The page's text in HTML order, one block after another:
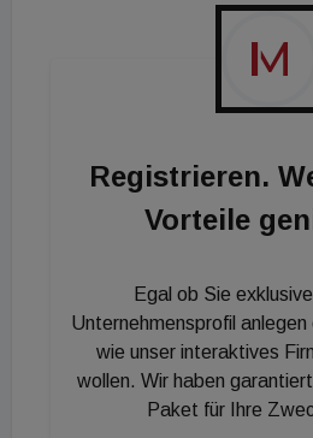
der Erneuerbaren Energien
und Finnland zu finanzieren
Prozent bisherige externe
abzulösen oder diese
beabsichtigt, die
Windenergiebereich auch auf
Photovoltaikbereich auf
Registrieren.
Vorteile
Egal ob Sie
Unternehmensprofil
wie unser interaktives
wollen. Wir haben
Paket für Ihre